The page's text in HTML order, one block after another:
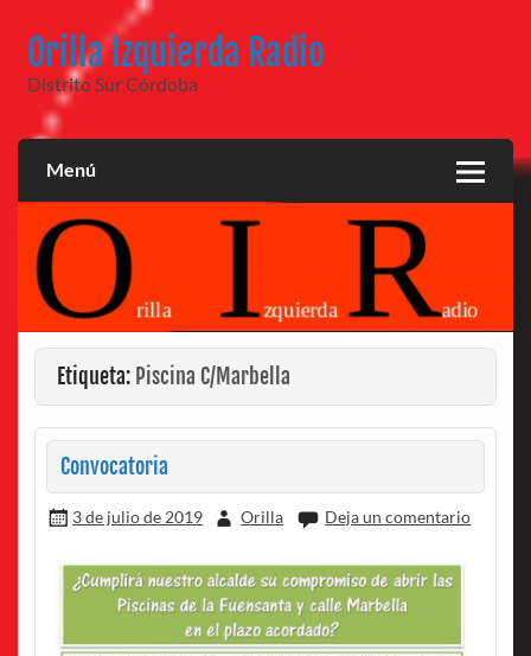
contenido
Orilla Izquierda Radio
Distrito Sur Córdoba
Menú
Etiqueta: Piscina C/Marbella
Convocatoria
3 de julio de 2019 Orilla Deja un comentario